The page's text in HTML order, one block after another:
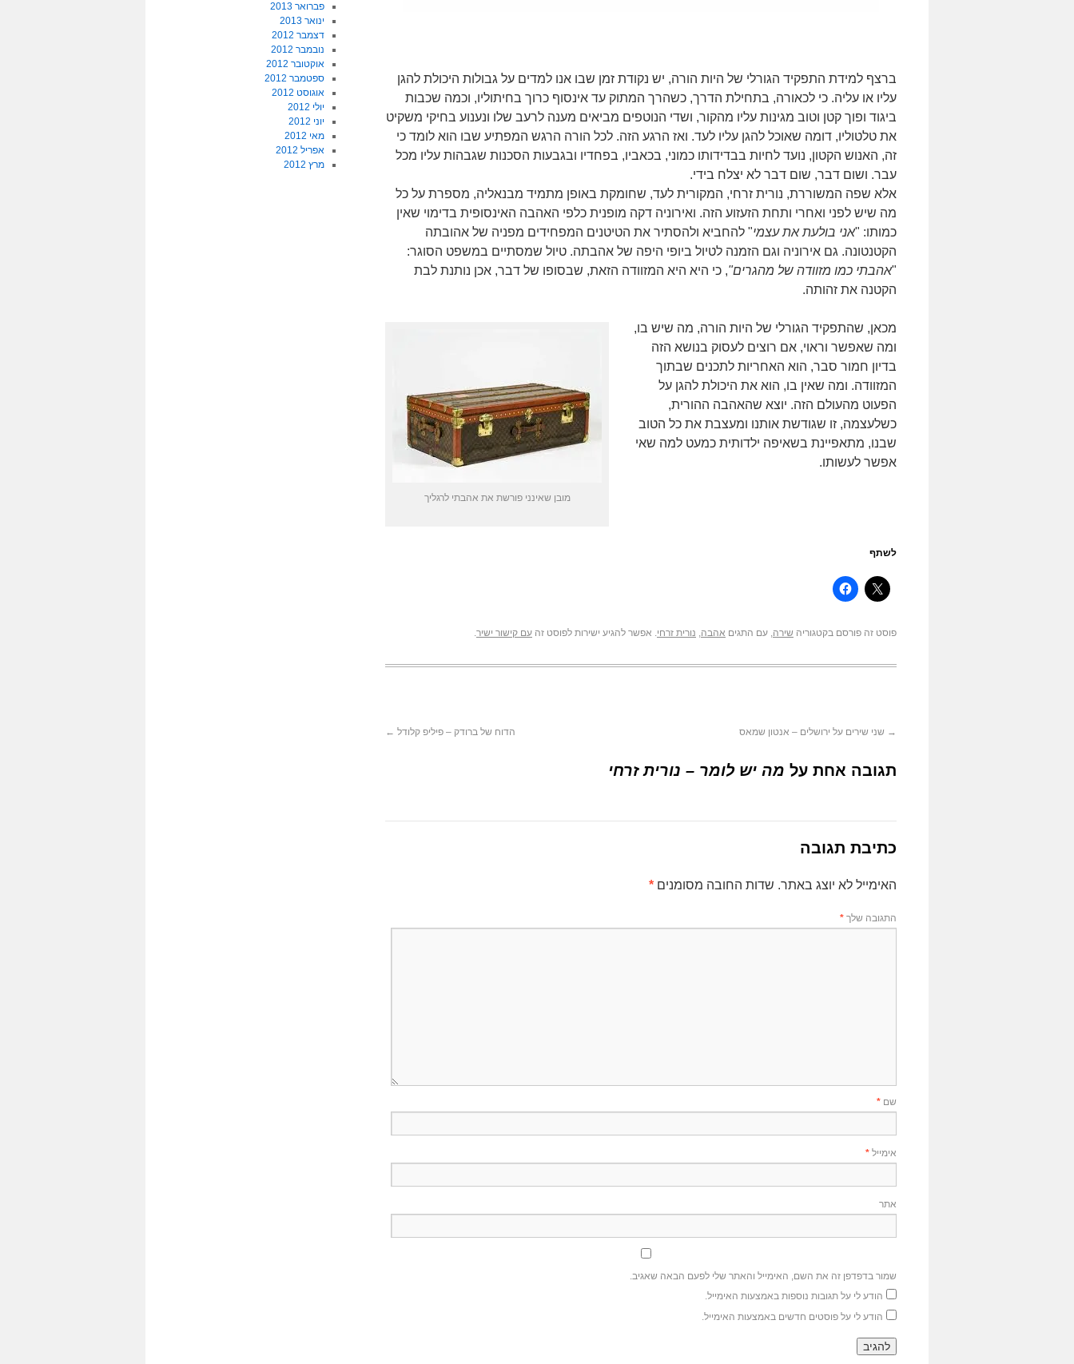
ברצף למידת התפקיד הגורלי של היות הורה, יש נקודת זמן שבו אנו למדים על גבולות היכולת להגן
עליו או עליה. כי לכאורה, בתחילת הדרך, כשהרך המתוק עד אינסוף כרוך בחיתוליו, וכמה שכבות
ביגוד ופוך קטן וטוב מגינות עליו מהקור, ושדי הנוטפים מביאים מענה לרעב שלו ונענוע בחיקי משקיט
את טלטוליו, דומה שאוכל להגן עליו לעד. ואז הרגע הזה. לכל הורה הרגש המפתיע שבו הוא לומד כי
זה, האנוש הקטון, נועד לחיות בבדידותו כמוני, בכאביו, בפחדיו ובגבעות הסכנות שגבהות עליו מכל
עבר. ושום דבר, שום דבר לא יצלח בידי.
אלא שפה המשוררת, נורית זרחי, המקורית לעד, שחומקת באופן מתמיד מבנאליה, מספרת על כל
מה שיש לפני ואחרי ותחת הזעזוע הזה. ואירוניה דקה מופנית כלפי האהבה האינסופית בדימוי שאין
כמותו: "אני בולעת את עצמי" להחביא ולהסתיר את הטיטנים המפחידים מפניה של אהובתה
הקטנטונה. גם אירוניה וגם הזמנה לטיול ביופי היפה של אהבתה. טיול שמסתיים במשפט הסוגר:
"אהבתי כמו מזוודה של מהגרים", כי היא היא המזוודה הזאת, שבסופו של דבר, אכן נותנת לבת
הקטנה את זהותה.
מובן שאינני פורשת את אהבתי לרגליך
מכאן, שהתפקיד הגורלי של היות הורה, מה שיש בו,
ומה שאפשר וראוי, אם רוצים לעסוק בנושא הזה
בדיון חמור סבר, הוא האחריות לתכנים שבתוך
המזוודה. ומה שאין בו, הוא את היכולת להגן על
הפעוט מהעולם הזה. יוצא שהאהבה ההורית,
כשלעצמה, זו שגודשת אותנו ומעצבת את כל הטוב
שבנו, מתאפיינת בשאיפה ילדותית כמעט למה שאי
אפשר לעשותו.
לשתף
פוסט זה פורסם בקטגוריה שירה, עם התגים אהבה, נורית זרחי. אפשר להגיע ישירות לפוסט זה עם קישור ישיר.
→ שני שירים על ירושלים – אנטון שמאס הדוח של ברודק – פיליפ קלודל ←
תגובה אחת על מה יש לומר – נורית זרחי
כתיבת תגובה
האימייל לא יוצג באתר. שדות החובה מסומנים *
התגובה שלך *
שם *
אימייל *
אתר
שמור בדפדפן זה את השם, האימייל והאתר שלי לפעם הבאה שאגיב.
הודע לי על תגובות נוספות באמצעות האימייל.
הודע לי על פוסטים חדשים באמצעות האימייל.
פברואר 2013
ינואר 2013
דצמבר 2012
נובמבר 2012
אוקטובר 2012
ספטמבר 2012
אוגוסט 2012
יולי 2012
יוני 2012
מאי 2012
אפריל 2012
מרץ 2012